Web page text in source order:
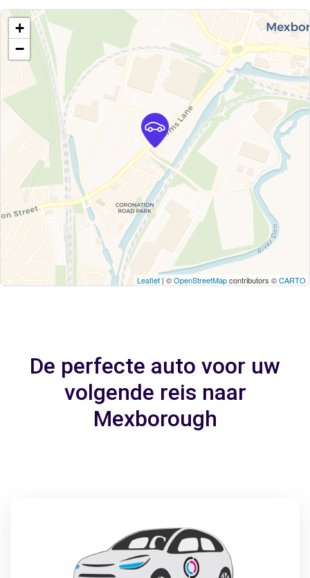
+
−
Leaflet | ©OpenStreetMapcontributors ©CARTO
De perfecte auto voor uw
volgende reis naar
Mexborough